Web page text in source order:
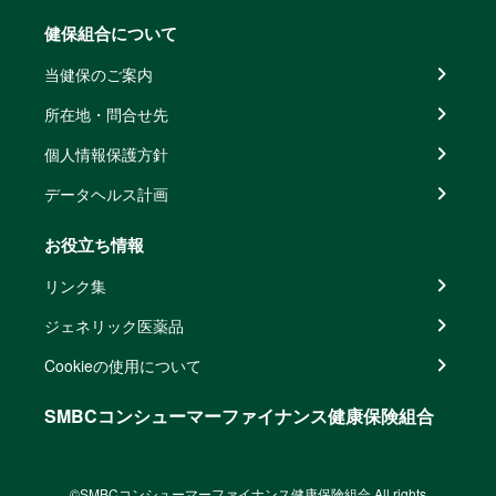
健保組合について
当健保のご案内
所在地・問合せ先
個人情報保護方針
データヘルス計画
お役立ち情報
リンク集
ジェネリック医薬品
Cookieの使用について
SMBCコンシューマーファイナンス健康保険組合